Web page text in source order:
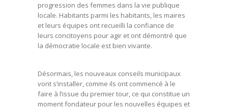
progression des femmes dans la vie publique
locale. Habitants parmi les habitants, les maires
et leurs équipes ont recueilli la confiance de
leurs concitoyens pour agir et ont démontré que
la démocratie locale est bien vivante.
Désormais, les nouveaux conseils municipaux
vont s’installer, comme ils ont commencé à le
faire à l’issue du premier tour, ce qui constitue un
moment fondateur pour les nouvelles équipes et